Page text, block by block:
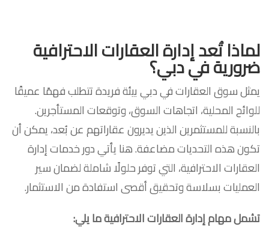
لماذا تُعد إدارة العقارات الاحترافية
ضرورية في دبي؟
يمثل سوق العقارات في دبي بيئة فريدة تتطلب فهمًا عميقًا
للوائح المحلية، اتجاهات السوق، وتوقعات المستأجرين.
بالنسبة للمستثمرين الذين يديرون عقاراتهم عن بُعد، يمكن أن
تكون هذه التحديات مضاعفة. هنا يأتي دور خدمات إدارة
العقارات الاحترافية، التي توفر حلولًا شاملة لضمان سير
العمليات بسلاسة وتحقيق أقصى استفادة من الاستثمار.
تشمل مهام إدارة العقارات الاحترافية ما يلي: